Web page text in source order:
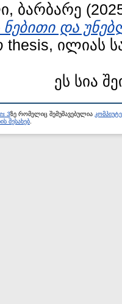
ბარბარე
და
thesis, ილიას
ეს სია
3ზე რომელიც შემუშავებულია
შესახებ